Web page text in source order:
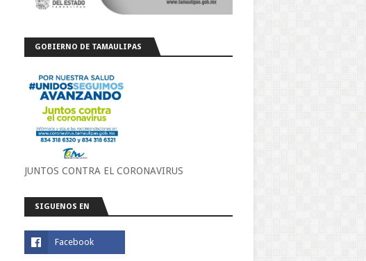
GOBIERNO DE TAMAULIPAS
JUNTOS CONTRA EL CORONAVIRUS
SIGUENOS EN